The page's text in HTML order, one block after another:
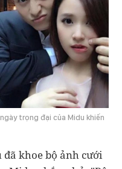
trọng đại của Midu khiến
khoe bộ ảnh cưới